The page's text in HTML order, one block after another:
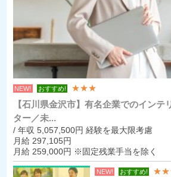
NEW! おすすめ! ★★★
【石川県金沢市】有名企業でのインテ
ター／未...
/ 年収 5,057,500円 経験を最大限考慮
月給 297,105円
月給 259,000円 ※固定残業手当を除く
NEW! おすすめ!